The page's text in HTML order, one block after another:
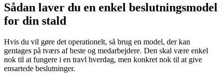
Sådan laver du en enkel beslutningsmodel
for din stald
Hvis du vil gøre det operationelt, så brug en model, der kan
gentages på tværs af heste og medarbejdere. Den skal være enkel
nok til at fungere i en travl hverdag, men konkret nok til at give
ensartede beslutninger.